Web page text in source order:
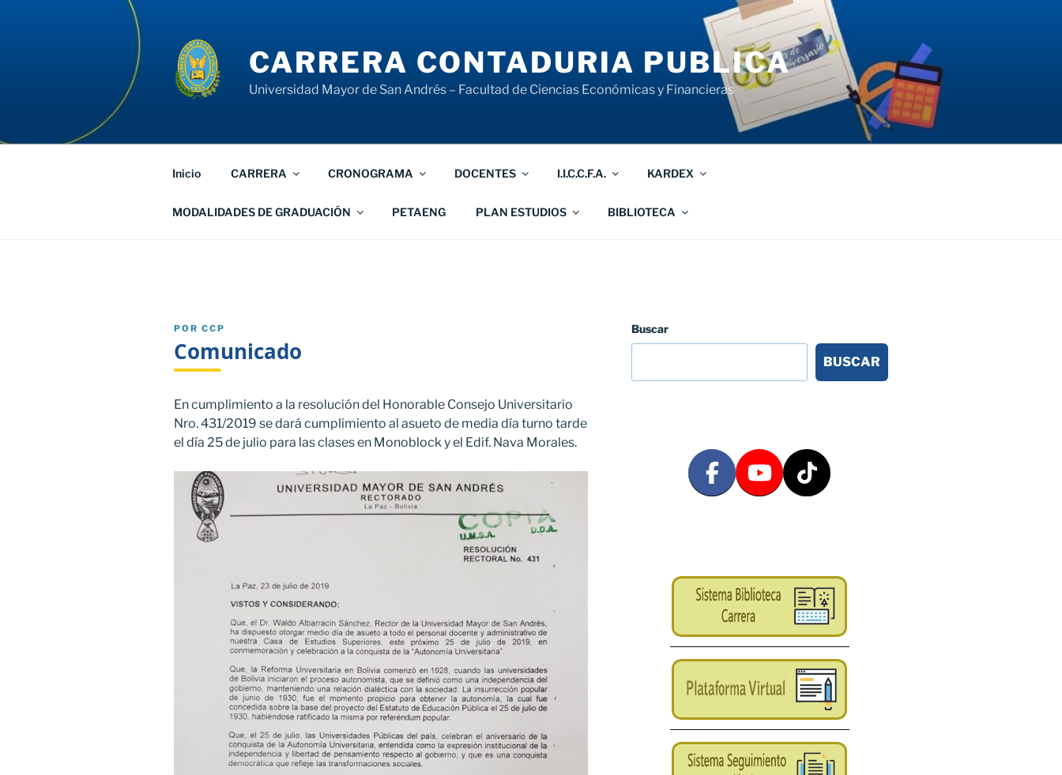
CARRERA CONTADURIA PUBLICA
Universidad Mayor de San Andrés – Facultad de Ciencias Económicas y Financieras
Inicio CARRERA CRONOGRAMA DOCENTES I.I.C.C.F.A. KARDEX
MODALIDADES DE GRADUACIÓN PETAENG PLAN ESTUDIOS BIBLIOTECA
PUBLICADO
POR CCP
Comunicado
En cumplimiento a la resolución del Honorable Consejo Universitario
Nro. 431/2019 se dará cumplimiento al asueto de media día turno tarde
el día 25 de julio para las clases en Monoblock y el Edif. Nava Morales.
Buscar
BUSCAR